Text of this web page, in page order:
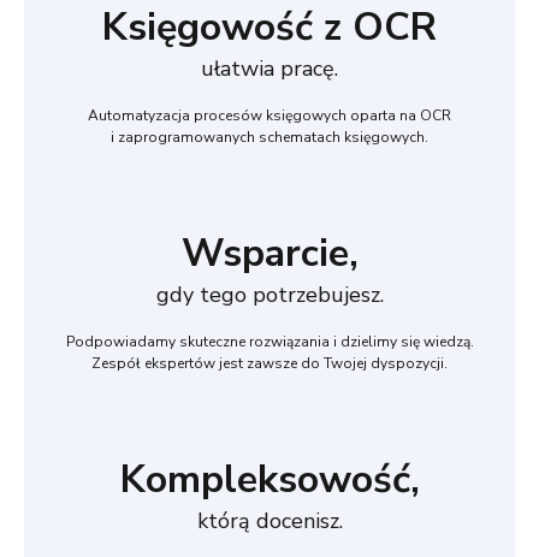
Księgowość z OCR
ułatwia pracę.
Automatyzacja procesów księgowych oparta na OCR
i zaprogramowanych schematach księgowych.
Wsparcie,
gdy tego potrzebujesz.
Podpowiadamy skuteczne rozwiązania i dzielimy się wiedzą.
Zespół ekspertów jest zawsze do Twojej dyspozycji.
Kompleksowość,
którą docenisz.